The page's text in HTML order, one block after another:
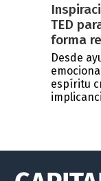
TED
forma
Desde
espíritu